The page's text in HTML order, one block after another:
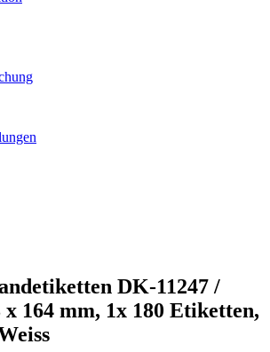
DK-11247 /
x 164 mm, 1x 180 Etiketten,